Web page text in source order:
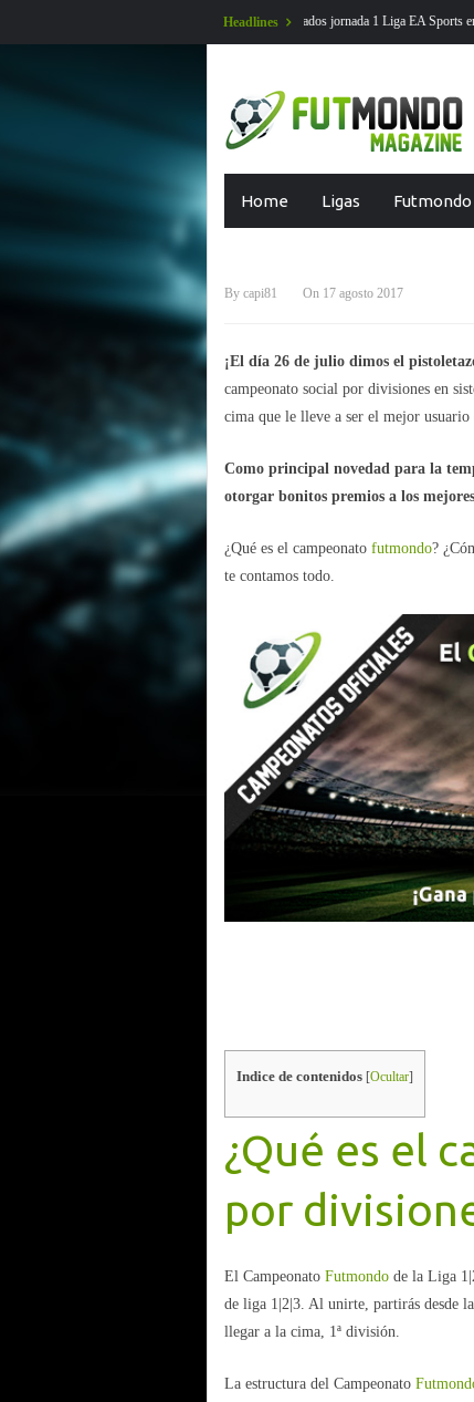
Headlines En Futmondo la temporada 26-
Home Ligas Futmondo
LIGA SMARTBANK
By capi81 On 17 agosto 2017
¡El día 26 de julio dimos el
campeonato social por divisiones en
cima que le lleve a ser el mejor usuario
Como principal novedad para la
otorgar bonitos premios a los
¿Qué es el campeonato futmondo?
te contamos todo.
Indice de contenidos [Ocultar]
¿Qué es el
por
El Campeonato Futmondo de la Liga
de liga 1|2|3. Al unirte, partirás desde
llegar a la cima, 1ª división.
La estructura del Campeonato